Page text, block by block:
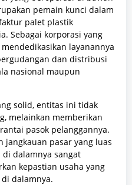
pemain kunci dalam
palet plastik
Sebagai korporasi yang
layanannya
dan distribusi
nasional maupun
solid, entitas ini tidak
melainkan memberikan
pasok pelanggannya.
jangkauan pasar yang luas
dalamnya sangat
kepastian usaha yang
dalamnya.